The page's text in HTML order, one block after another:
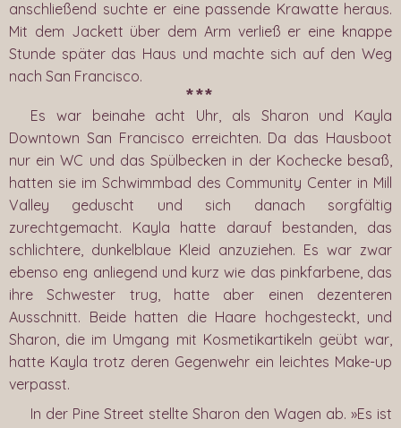
anschließend suchte er eine passende Krawatte heraus.
Mit dem Jackett über dem Arm verließ er eine knappe
Stunde später das Haus und machte sich auf den Weg
nach San Francisco.
***
Es war beinahe acht Uhr, als Sharon und Kayla
Downtown San Francisco erreichten. Da das Hausboot
nur ein WC und das Spülbecken in der Kochecke besaß,
hatten sie im Schwimmbad des Community Center in Mill
Valley geduscht und sich danach sorgfältig
zurechtgemacht. Kayla hatte darauf bestanden, das
schlichtere, dunkelblaue Kleid anzuziehen. Es war zwar
ebenso eng anliegend und kurz wie das pinkfarbene, das
ihre Schwester trug, hatte aber einen dezenteren
Ausschnitt. Beide hatten die Haare hochgesteckt, und
Sharon, die im Umgang mit Kosmetikartikeln geübt war,
hatte Kayla trotz deren Gegenwehr ein leichtes Make-up
verpasst.
In der Pine Street stellte Sharon den Wagen ab. »Es ist